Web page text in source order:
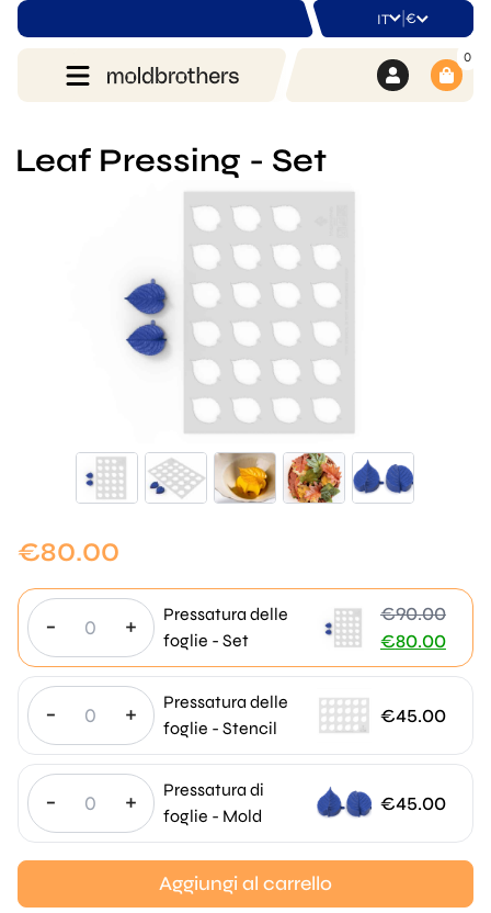
IT | €
0
Leaf Pressing - Set
€80.00
- +
Pressatura delle
foglie - Set
€90.00
Il
prezzo
era:
€90,00.
€80.00
Il
attuale
è:
80,00.
- +
Pressatura delle
foglie - Stencil
€45.00
- +
Pressatura di
foglie - Mold
€45.00
Aggiungi al carrello